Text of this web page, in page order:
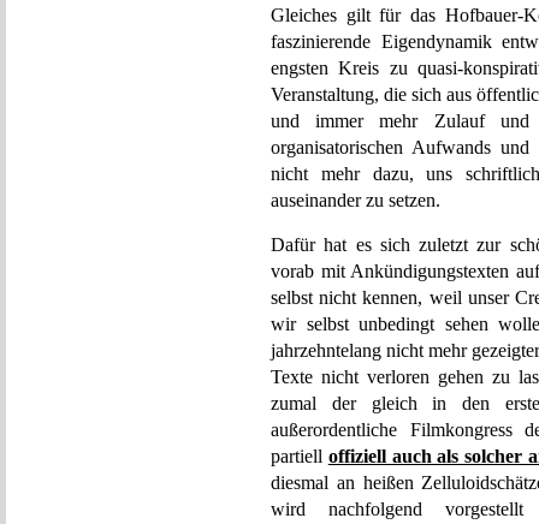
Gleiches gilt für das Hofbauer-
faszinierende Eigendynamik
engsten Kreis zu quasi-
Veranstaltung, die sich aus
und immer mehr Zulauf
organisatorischen Aufwands
nicht mehr dazu, uns
auseinander zu setzen.
Dafür hat es sich zuletzt zur
vorab mit Ankündigungstexten
selbst nicht kennen, weil unser
wir selbst unbedingt sehen
jahrzehntelang nicht mehr
Texte nicht verloren gehen zu
zumal der gleich in den
außerordentliche Filmkongress
partiell offiziell auch als solcher
diesmal an heißen
wird nachfolgend